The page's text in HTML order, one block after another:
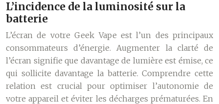
L’incidence de la luminosité sur la
batterie
L’écran de votre Geek Vape est l’un des principaux
consommateurs d’énergie. Augmenter la clarté de
l’écran signifie que davantage de lumière est émise, ce
qui sollicite davantage la batterie. Comprendre cette
relation est crucial pour optimiser l’autonomie de
votre appareil et éviter les décharges prématurées. En